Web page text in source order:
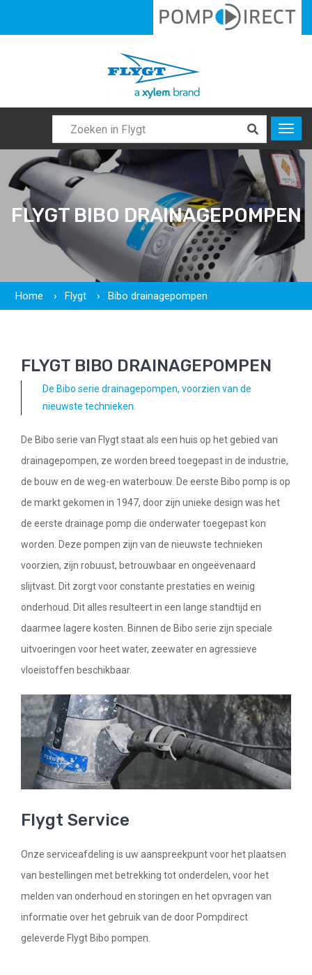
FLYGT BIBO DRAINAGEPOMPEN
Home Flygt Bibo drainagepompen
FLYGT BIBO DRAINAGEPOMPEN
De Bibo serie drainagepompen, voorzien van de
nieuwste technieken.
De Bibo serie van Flygt staat als een huis op het gebied van
drainagepompen, ze worden breed toegepast in de industrie,
de bouw en de weg-en waterbouw. De eerste Bibo pomp is op
de markt gekomen in 1947, door zijn unieke design was het
de eerste drainage pomp die onderwater toegepast kon
worden. Deze pompen zijn van de nieuwste technieken
voorzien, zijn robuust, betrouwbaar en ongeëvenaard
slijtvast. Dit zorgt voor constante prestaties en weinig
onderhoud. Dit alles resulteert in een lange standtijd en
daarmee lagere kosten. Binnen de Bibo serie zijn speciale
uitvoeringen voor heet water, zeewater en agressieve
vloeistoffen beschikbaar.
Flygt Service
Onze serviceafdeling is uw aanspreekpunt voor het plaatsen
van bestellingen met betrekking tot onderdelen, voor het
melden van onderhoud en storingen en het opvragen van
informatie over het gebruik van de door Pompdirect
geleverde Flygt Bibo pompen.